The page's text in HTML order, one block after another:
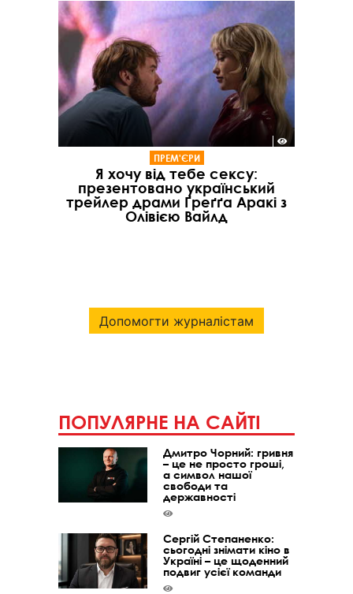
ПРЕМ'ЄРИ
Я хочу від тебе сексу:
презентовано український
трейлер драми Ґреґґа Аракі з
Олівією Вайлд
Допомогти журналістам
ПОПУЛЯРНЕ НА САЙТІ
Дмитро Чорний: гривня
– це не просто гроші,
а символ нашої
свободи та
державності
Сергій Степаненко:
сьогодні знімати кіно в
Україні – це щоденний
подвиг усієї команди